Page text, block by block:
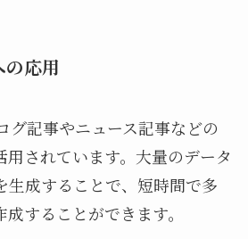
の応用
グ記事やニュース記事などの
用されています。大量のデータ
生成することで、短時間で多
することができます。